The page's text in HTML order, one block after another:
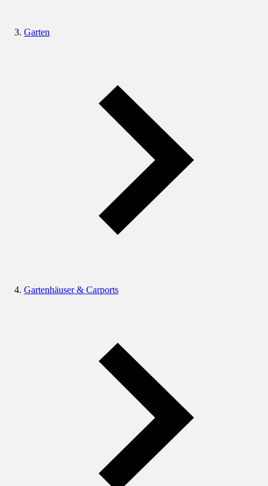
Garten
Gartenhäuser & Carports